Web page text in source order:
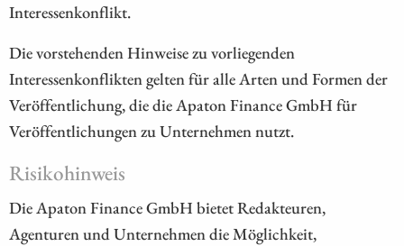
Interessenkonflikt.
Die vorstehenden Hinweise zu vorliegenden
Interessenkonflikten gelten für alle Arten und Formen der
Veröffentlichung, die die Apaton Finance GmbH für
Veröffentlichungen zu Unternehmen nutzt.
Risikohinweis
Die Apaton Finance GmbH bietet Redakteuren,
Agenturen und Unternehmen die Möglichkeit,